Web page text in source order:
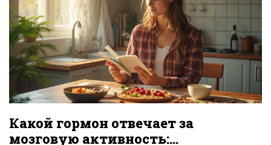
Какой гормон отвечает за
мозговую активность: